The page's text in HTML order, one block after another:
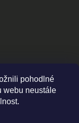
pohodlné
webu neustále